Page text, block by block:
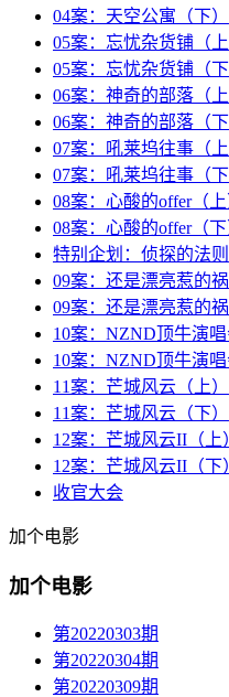
04案：天空公寓（下）
05案：忘忧杂货铺（上
05案：忘忧杂货铺（下
06案：神奇的部落（上
06案：神奇的部落（下
07案：吼莱坞往事（上
07案：吼莱坞往事（下
08案：心酸的offer（上
08案：心酸的offer（下
特别企划：侦探的法则
09案：还是漂亮惹的祸
09案：还是漂亮惹的祸
10案：NZND顶牛演唱
10案：NZND顶牛演唱
11案：芒城风云（上）
11案：芒城风云（下）
12案：芒城风云II（上
12案：芒城风云II（下
收官大会
加个电影
加个电影
第20220303期
第20220304期
第20220309期